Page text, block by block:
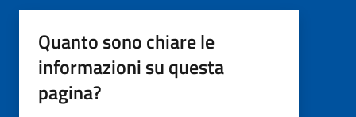
Quanto sono chiare le
informazioni su questa
pagina?